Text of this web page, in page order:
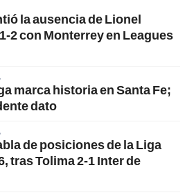
la ausencia de Lionel
2 con Monterrey en Leagues
marca historia en Santa Fe;
dato
de posiciones de la Liga
tras Tolima 2-1 Inter de